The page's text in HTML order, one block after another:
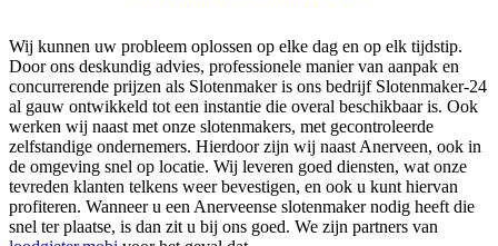
Wij kunnen uw probleem oplossen op elke dag en op elk tijdstip.
Door ons deskundig advies, professionele manier van aanpak en
concurrerende prijzen als Slotenmaker is ons bedrijf Slotenmaker-24
al gauw ontwikkeld tot een instantie die overal beschikbaar is. Ook
werken wij naast met onze slotenmakers, met gecontroleerde
zelfstandige ondernemers. Hierdoor zijn wij naast Anerveen, ook in
de omgeving snel op locatie. Wij leveren goed diensten, wat onze
tevreden klanten telkens weer bevestigen, en ook u kunt hiervan
profiteren. Wanneer u een Anerveense slotenmaker nodig heeft die
snel ter plaatse, is dan zit u bij ons goed. We zijn partners van